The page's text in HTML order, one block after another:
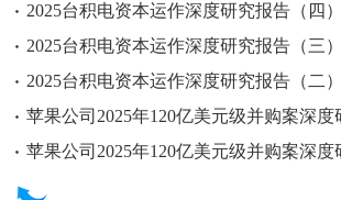
2025台积电资本运作深度研究报告（四）
2025台积电资本运作深度研究报告（三）
2025台积电资本运作深度研究报告（二）
苹果公司2025年120亿美元级并购案深度
苹果公司2025年120亿美元级并购案深度